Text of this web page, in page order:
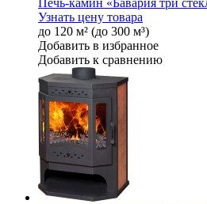
Печь-камин «Бавария три
Узнать цену товара
до 120 м² (до 300 м³)
Добавить в избранное
Добавить к сравнению